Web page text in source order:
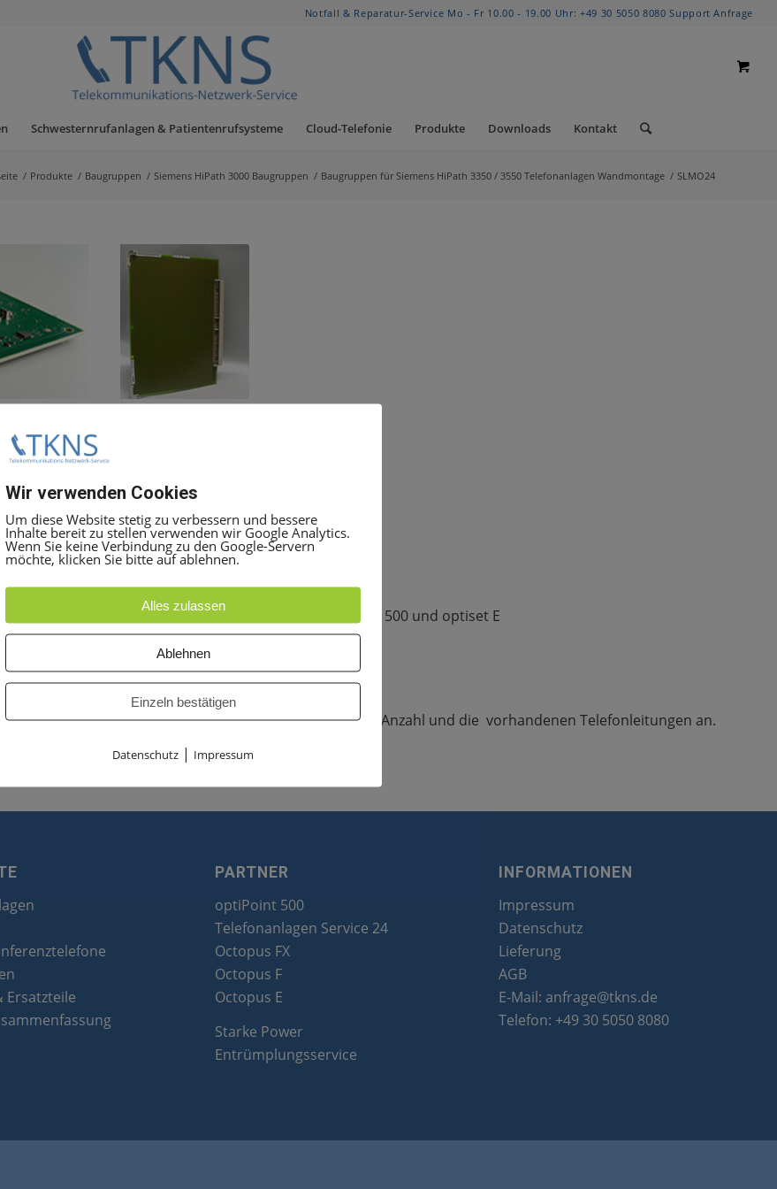
Notfall & Reparatur-Service Mo - Fr 10.00 - 19.00 Uhr: +49 30 5050 8080 Support Anfrage
Schwesternrufanlagen & Patientenrufsysteme Cloud-Telefonie Produkte Downloads Kontakt
/ Produkte / Baugruppen / Siemens HiPath 3000 Baugruppen / Baugruppen für Siemens HiPath 3350 / 3550 Telefonanlagen Wandmontage / SLMO24
Systemapparaten aus den Produktfamilien optiPoint 500 und optiset E
Uhr Uhr unter+49 30 5050 8080
Angebot anfordern, geben Sie dort die Mittarbeiter Anzahl und die vorhandenen Telefonleitungen an.
weitere zu besprechen.
Ersatzteile
PARTNER
optiPoint 500
Telefonanlagen Service 24
Octopus FX
Octopus F
Octopus E
Starke Power
Entrümplungsservice
INFORMATIONEN
Impressum
Datenschutz
Lieferung
AGB
E-Mail: anfrage@tkns.de
Telefon: +49 30 5050 8080
Wir verwenden Cookies
Um diese Website stetig zu verbessern und bessere
Inhalte bereit zu stellen verwenden wir Google Analytics.
Wenn Sie keine Verbindung zu den Google-Servern
möchte, klicken Sie bitte auf ablehnen.
Alles zulassen
Ablehnen
Einzeln bestätigen
Datenschutz | Impressum